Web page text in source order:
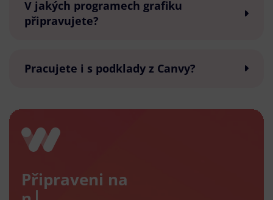
V jakých programech grafiku
připravujete?
Pracujete i s podklady z Canvy?
Připraveni na